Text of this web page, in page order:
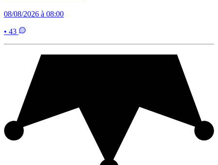
08/08/2026 à 08:00
• 43